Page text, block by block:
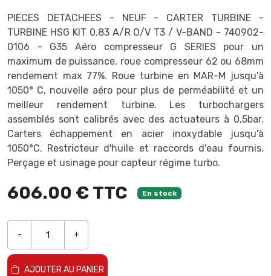
PIECES DETACHEES - NEUF - CARTER TURBINE -
TURBINE HSG KIT 0.83 A/R O/V T3 / V-BAND - 740902-
0106 - G35 Aéro compresseur G SERIES pour un
maximum de puissance, roue compresseur 62 ou 68mm
rendement max 77%. Roue turbine en MAR-M jusqu'à
1050° C, nouvelle aéro pour plus de perméabilité et un
meilleur rendement turbine. Les turbochargers
assemblés sont calibrés avec des actuateurs à 0,5bar.
Carters échappement en acier inoxydable jusqu'à
1050°C. Restricteur d'huile et raccords d'eau fournis.
Perçage et usinage pour capteur régime turbo.
606.00 € TTC En stock
- +
AJOUTER AU PANIER